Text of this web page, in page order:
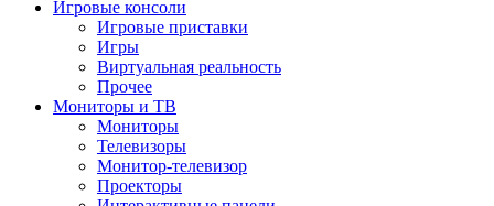
Игровые консоли
Игровые приставки
Игры
Виртуальная реальность
Прочее
Мониторы и ТВ
Мониторы
Телевизоры
Монитор-телевизор
Проекторы